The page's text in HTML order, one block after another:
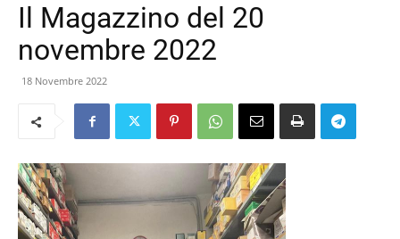
Il Magazzino del 20
novembre 2022
18 Novembre 2022